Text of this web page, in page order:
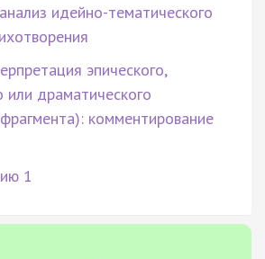
идейно-тематического
эпического,
или драматического
комментирование
1